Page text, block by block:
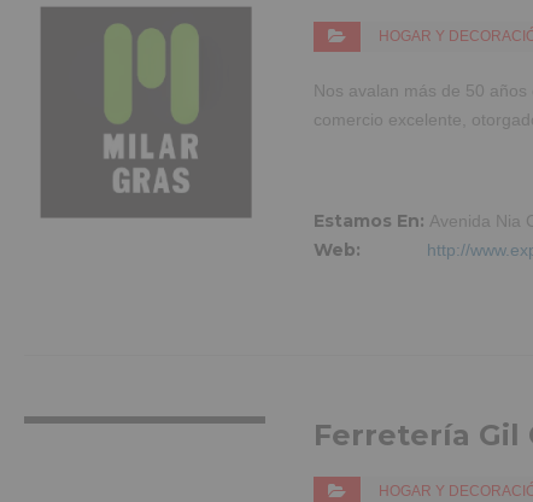
HOGAR Y
Nos avalan más de 50
comercio excelente,
Estamos En: Avenida Nia
Web: http://
Ferretería Gil
HOGAR Y